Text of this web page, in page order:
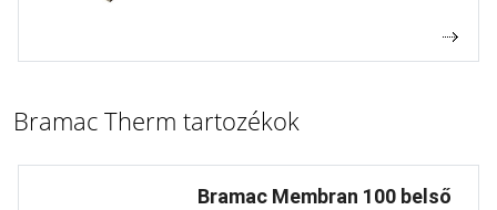
Bramac Therm tartozékok
Bramac Membran 100 belső